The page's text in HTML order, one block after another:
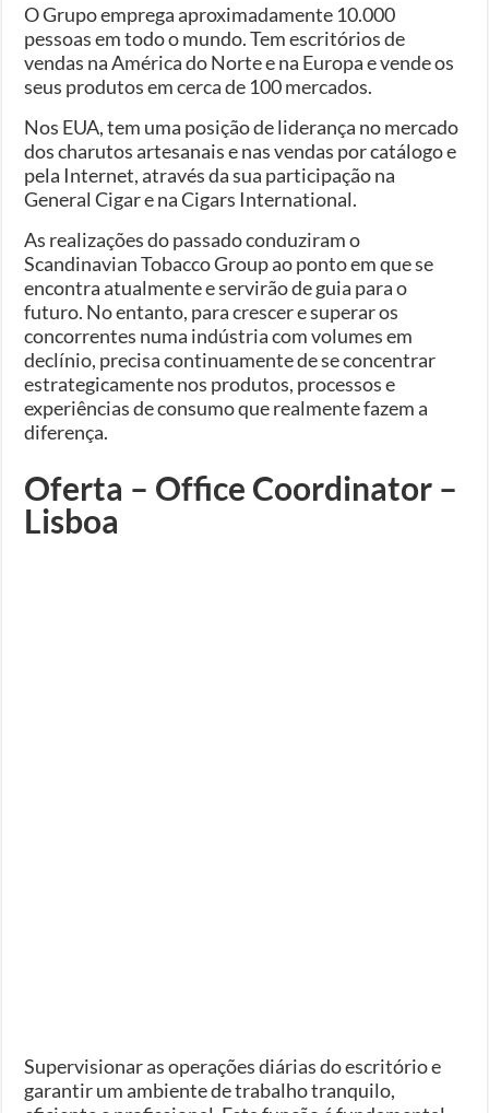
O Grupo emprega aproximadamente 10.000
pessoas em todo o mundo. Tem escritórios de
vendas na América do Norte e na Europa e vende os
seus produtos em cerca de 100 mercados.
Nos EUA, tem uma posição de liderança no mercado
dos charutos artesanais e nas vendas por catálogo e
pela Internet, através da sua participação na
General Cigar e na Cigars International.
As realizações do passado conduziram o
Scandinavian Tobacco Group ao ponto em que se
encontra atualmente e servirão de guia para o
futuro. No entanto, para crescer e superar os
concorrentes numa indústria com volumes em
declínio, precisa continuamente de se concentrar
estrategicamente nos produtos, processos e
experiências de consumo que realmente fazem a
diferença.
Oferta – Office Coordinator –
Lisboa
Supervisionar as operações diárias do escritório e
garantir um ambiente de trabalho tranquilo,